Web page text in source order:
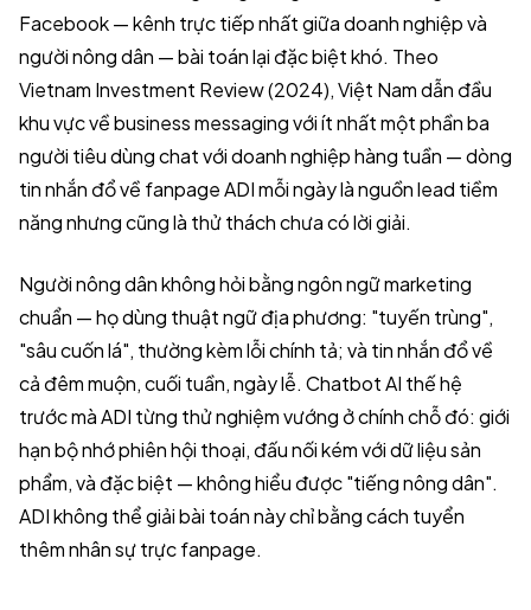
Facebook — kênh trực tiếp nhất giữa doanh nghiệp và
người nông dân — bài toán lại đặc biệt khó. Theo
Vietnam Investment Review (2024), Việt Nam dẫn đầu
khu vực về business messaging với ít nhất một phần ba
người tiêu dùng chat với doanh nghiệp hàng tuần — dòng
tin nhắn đổ về fanpage ADI mỗi ngày là nguồn lead tiềm
năng nhưng cũng là thử thách chưa có lời giải.
Người nông dân không hỏi bằng ngôn ngữ marketing
chuẩn — họ dùng thuật ngữ địa phương: "tuyến trùng",
"sâu cuốn lá", thường kèm lỗi chính tả; và tin nhắn đổ về
cả đêm muộn, cuối tuần, ngày lễ. Chatbot AI thế hệ
trước mà ADI từng thử nghiệm vướng ở chính chỗ đó: giới
hạn bộ nhớ phiên hội thoại, đấu nối kém với dữ liệu sản
phẩm, và đặc biệt — không hiểu được "tiếng nông dân".
ADI không thể giải bài toán này chỉ bằng cách tuyển
thêm nhân sự trực fanpage.